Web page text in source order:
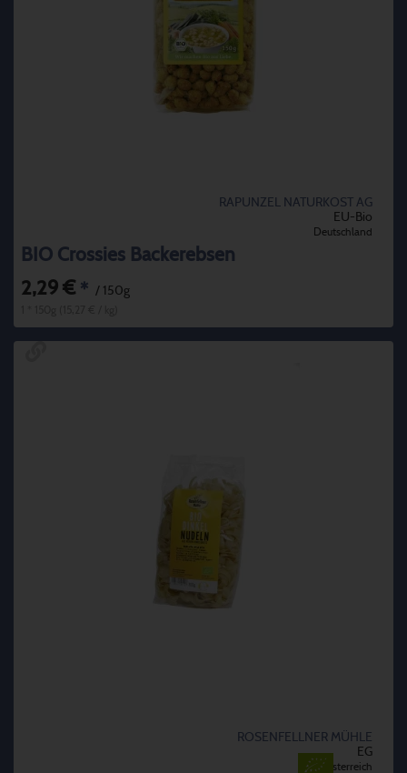
RAPUNZEL NATURKOST AG
EU-Bio
Deutschland
BIO Crossies Backerebsen
2,29 € * / 150g
ROSENFELLNER MÜHLE
EG
Österreich